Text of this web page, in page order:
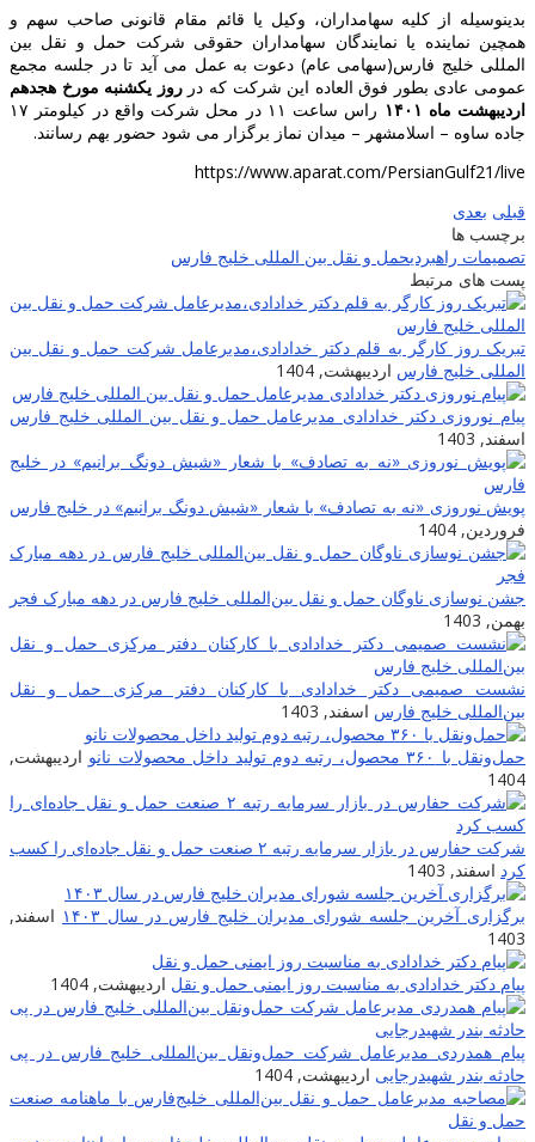
بدینوسیله از کلیه سهامداران، وکیل یا قائم مقام قانونی صاحب سهم و
همچین نماینده یا نمایندگان سهامداران حقوقی شرکت حمل و نقل بین
المللی خلیج فارس(سهامی عام) دعوت به عمل می آید تا در جلسه مجمع
عمومی عادی بطور فوق العاده این شرکت که در روز یکشنبه مورخ هجدهم
اردیبهشت ماه ۱۴۰۱
راس ساعت ۱۱ در محل شرکت واقع در کیلومتر ۱۷
جاده ساوه – اسلامشهر – میدان نماز برگزار می شود حضور بهم رسانند.
https://www.aparat.com/PersianGulf21/live
قبلی بعدی
برچسب ها
تصمیمات راهبردیحمل و نقل بین المللی خلیج فارس
پست های مرتبط
تبریک روز کارگر به قلم دکتر خدادادی،مدیرعامل شرکت حمل و نقل بین
المللی خلیج فارس اردیبهشت, 1404
پیام نوروزی دکتر خدادادی مدیرعامل حمل و نقل بین المللی خلیج فارس
اسفند, 1403
پویش نوروزی «نه به تصادف» با شعار «شیش دونگ برانیم» در خلیج فارس
فروردین, 1404
جشن نوسازی ناوگان حمل و نقل بین‌المللی خلیج فارس در دهه مبارک فجر
بهمن, 1403
نشست صمیمی دکتر خدادادی با کارکنان دفتر مرکزی حمل و نقل
بین‌المللی خلیج فارس اسفند, 1403
حمل‌ونقل با ۳۶۰ محصول، رتبه دوم تولید داخل محصولات نانو
اردیبهشت,
1404
شرکت حفارس در بازار سرمایه رتبه ۲ صنعت حمل و نقل جاده‌ای را کسب
کرد اسفند, 1403
برگزاری آخرین جلسه شورای مدیران خلیج فارس در سال ۱۴۰۳
اسفند,
1403
پیام دکتر خدادادی به مناسبت روز ایمنی حمل و نقل اردیبهشت, 1404
پیام همدردی مدیرعامل شرکت حمل‌ونقل بین‌المللی خلیج فارس در پی
حادثه بندر شهیدرجایی اردیبهشت, 1404